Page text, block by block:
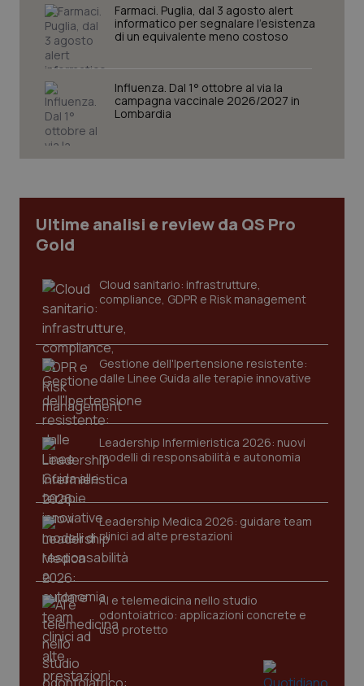
Farmaci. Puglia, dal 3 agosto alert
informatico per segnalare l’esistenza
di un equivalente meno costoso
Influenza. Dal 1° ottobre al via la
campagna vaccinale 2026/2027 in
Lombardia
Ultime analisi e review da QS Pro
Gold
Cloud sanitario: infrastrutture,
compliance, GDPR e Risk management
Gestione dell'Ipertensione resistente:
dalle Linee Guida alle terapie innovative
Leadership Infermieristica 2026: nuovi
modelli di responsabilità e autonomia
Leadership Medica 2026: guidare team
clinici ad alte prestazioni
AI e telemedicina nello studio
odontoiatrico: applicazioni concrete e
uso protetto
I cookie necessari contribuiscono a rendere fruibile il
sito web abilitandone funzionalità di base quali la
navigazione sulle pagine e l'accesso alle aree
protette del sito. Il sito web non è in grado di
Fornitore /Dominio
VISITOR_PRIVACY_METADATA
YouTube
CookieScriptConsent
CookieScript
www.quotidianosanita.it
tracking-sites-ironfish-
session-id
www.quotidianosanita.it